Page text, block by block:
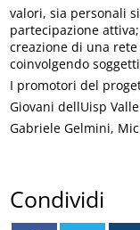
valori, sia personali
partecipazione
creazione di una
coinvolgendo
I promotori del
Giovani dellUisp
Gabriele Gelmini,
Condividi